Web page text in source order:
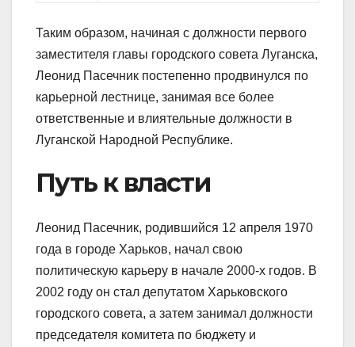
Таким образом, начиная с должности первого
заместителя главы городского совета Луганска,
Леонид Пасечник постепенно продвинулся по
карьерной лестнице, занимая все более
ответственные и влиятельные должности в
Луганской Народной Республике.
Путь к власти
Леонид Пасечник, родившийся 12 апреля 1970
года в городе Харьков, начал свою
политическую карьеру в начале 2000-х годов. В
2002 году он стал депутатом Харьковского
городского совета, а затем занимал должности
председателя комитета по бюджету и